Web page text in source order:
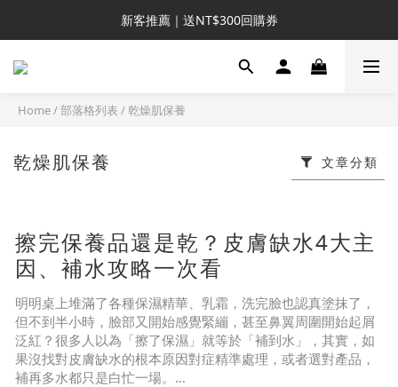
新客推薦｜送NT$300回購券
新客推薦｜送NT$300回購券
升VIP首推｜買4送6起
Home/部落格列表 /乾燥肌保養
乾燥肌保養 文章分類
擦完保養品還是乾？皮膚缺水4大主
因、補水攻略一次看
明明桌上堆滿了各種保濕精華、乳霜，洗完臉也認真塗抹了，
但不到半小時，臉部又開始感覺緊繃，甚至鼻翼周圍開始起屑
泛紅？很多人以為「擦了保濕」就等於「補到水」，其實，如
果沒找對皮膚缺水的根本原因對症精準處理，或者選對產品，
補再多水都只是白忙一場。